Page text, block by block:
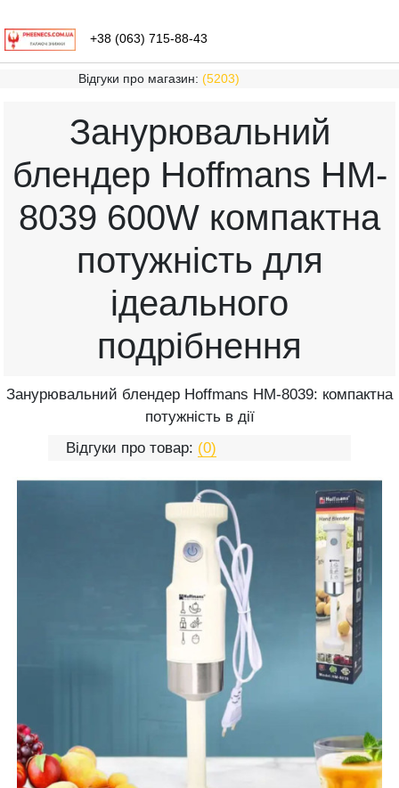
+38 (063) 715-88-43
Відгуки про магазин: (5203)
Занурювальний
блендер Hoffmans HM-
8039 600W компактна
потужність для
ідеального
подрібнення
Занурювальний блендер Hoffmans HM-8039: компактна
потужність в дії
Відгуки про товар: (0)